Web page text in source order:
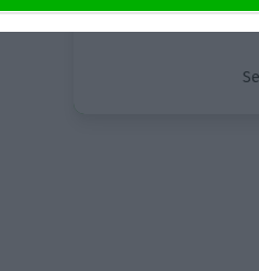
especiais que
Esta assinatura é